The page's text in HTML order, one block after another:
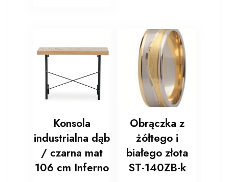
Konsola
industrialna dąb
/ czarna mat
106 cm Inferno
Obrączka z
żółtego i
białego złota
ST-140ZB-k